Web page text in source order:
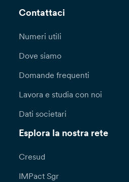
Contattaci
Numeri utili
Dove siamo
Domande frequenti
Lavora e studia con noi
Dati societari
Esplora la nostra rete
Cresud
IMPact Sgr